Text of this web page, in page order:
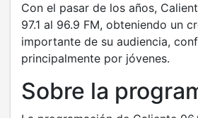
Con el pasar de los años,
97.1 al 96.9 FM, obteniendo un
importante de su audiencia,
principalmente por jóvenes.
Sobre la